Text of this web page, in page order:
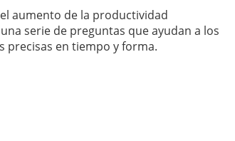
aumento de la productividad
serie de preguntas que ayudan a los
precisas en tiempo y forma.